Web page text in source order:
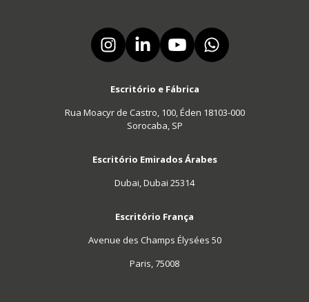
Escritório e Fábrica
Rua Moacyr de Castro, 100, Éden 18103-000
Sorocaba, SP
Escritório Emirados Árabes
Dubai, Dubai 25314
Escritório França
Avenue des Champs Élysées 50
Paris, 75008